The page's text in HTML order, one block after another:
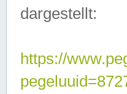
dargestellt:
https://